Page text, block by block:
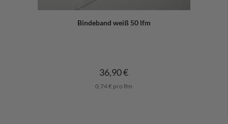
Bindeband weiß 50 lfm
36,90 €
0,74 € pro lfm